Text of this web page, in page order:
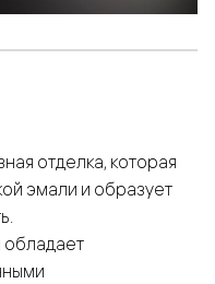
отделка, которая
эмали и образует
обладает